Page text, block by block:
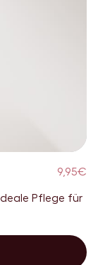
9,95€
Pflege für